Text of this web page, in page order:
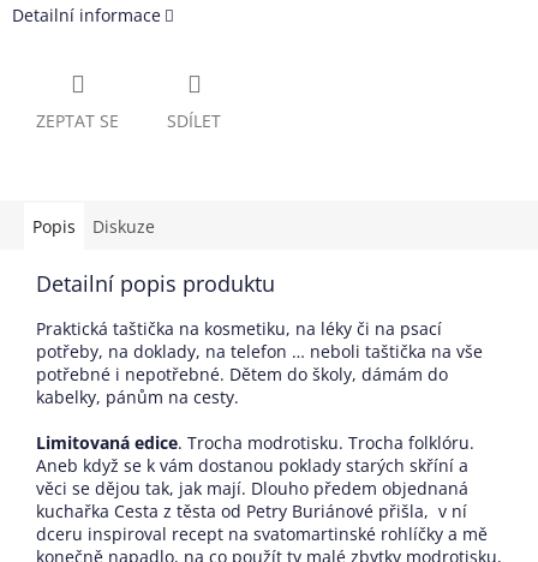
Detailní informace
ZEPTAT SE SDÍLET
Popis Diskuze
Detailní popis produktu
Praktická taštička na kosmetiku, na léky či na psací
potřeby, na doklady, na telefon … neboli taštička na vše
potřebné i nepotřebné. Dětem do školy, dámám do
kabelky, pánům na cesty.
Limitovaná edice. Trocha modrotisku. Trocha folklóru.
Aneb když se k vám dostanou poklady starých skříní a
věci se dějou tak, jak mají. Dlouho předem objednaná
kuchařka Cesta z těsta od Petry Buriánové přišla, v ní
dceru inspiroval recept na svatomartinské rohlíčky a mě
konečně napadlo, na co použít ty malé zbytky modrotisku,